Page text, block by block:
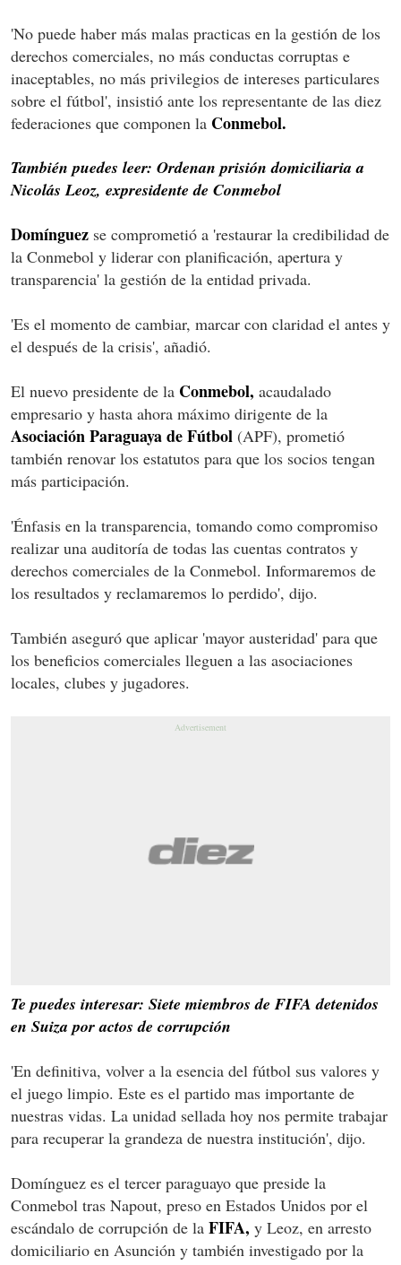
'No puede haber más malas practicas en la gestión de los
derechos comerciales, no más conductas corruptas e
inaceptables, no más privilegios de intereses particulares
sobre el fútbol', insistió ante los representante de las diez
federaciones que componen la Conmebol.
También puedes leer: Ordenan prisión domiciliaria a
Nicolás Leoz, expresidente de Conmebol
Domínguez se comprometió a 'restaurar la credibilidad de
la Conmebol y liderar con planificación, apertura y
transparencia' la gestión de la entidad privada.
'Es el momento de cambiar, marcar con claridad el antes y
el después de la crisis', añadió.
El nuevo presidente de la Conmebol, acaudalado
empresario y hasta ahora máximo dirigente de la
Asociación Paraguaya de Fútbol (APF), prometió
también renovar los estatutos para que los socios tengan
más participación.
'Énfasis en la transparencia, tomando como compromiso
realizar una auditoría de todas las cuentas contratos y
derechos comerciales de la Conmebol. Informaremos de
los resultados y reclamaremos lo perdido', dijo.
También aseguró que aplicar 'mayor austeridad' para que
los beneficios comerciales lleguen a las asociaciones
locales, clubes y jugadores.
Te puedes interesar: Siete miembros de FIFA detenidos
en Suiza por actos de corrupción
'En definitiva, volver a la esencia del fútbol sus valores y
el juego limpio. Este es el partido mas importante de
nuestras vidas. La unidad sellada hoy nos permite trabajar
para recuperar la grandeza de nuestra institución', dijo.
Domínguez es el tercer paraguayo que preside la
Conmebol tras Napout, preso en Estados Unidos por el
escándalo de corrupción de la FIFA, y Leoz, en arresto
domiciliario en Asunción y también investigado por la